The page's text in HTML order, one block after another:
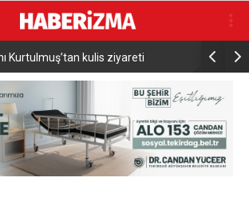
Kurtulmuş’tan kulis ziyareti AK
programı